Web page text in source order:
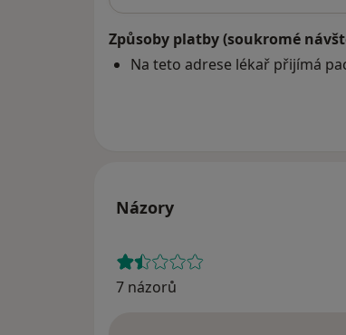
Způsoby platby (soukromé
Na teto adrese lékař přijímá
Názory
7 názorů